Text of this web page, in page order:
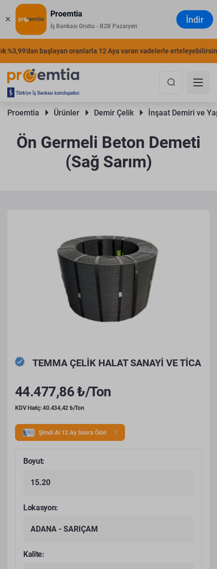
Proemtia
İş Bankası Grubu - B2B Pazaryeri
İndir
başlayan oranlarla 12 Aya varan vadelerle erteleyebilirsiniz.
Proemtia Ürünler Demir Çelik İnşaat Demiri ve
Ön Germeli Beton Demeti
(Sağ Sarım)
TEMMA ÇELİK HALAT SANAYİ VE TİCA
44.477,86 ₺/Ton
KDV Hariç: 40.434,42 ₺/Ton
Şimdi Al 12 Ay Sonra Öde!
Boyut:
15.20
Lokasyon:
ADANA - SARIÇAM
Kalite: